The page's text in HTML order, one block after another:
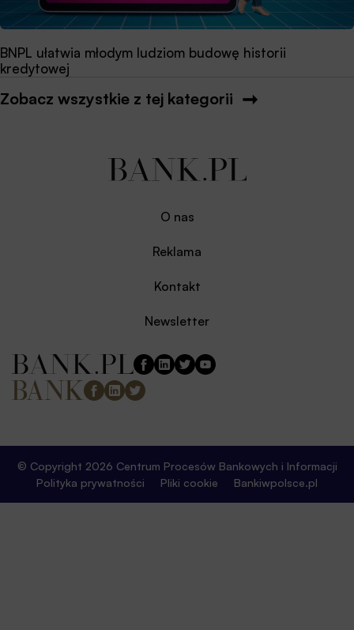
BNPL ułatwia młodym ludziom budowę historii
kredytowej
Zobacz wszystkie z tej kategorii
O nas
Reklama
Kontakt
Newsletter
© Copyright 2026 Centrum Procesów Bankowych i Informacji
Polityka prywatności
Pliki cookie Bankiwpolsce.pl